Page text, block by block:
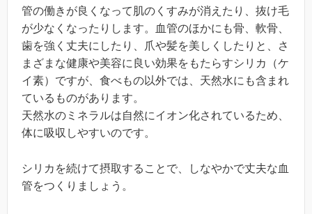
管の働きが良くなって肌のくすみが消えたり、抜け毛
が少なくなったりします。血管のほかにも骨、軟骨、
歯を強く丈夫にしたり、爪や髪を美しくしたりと、さ
まざまな健康や美容に良い効果をもたらすシリカ（ケ
イ素）ですが、食べもの以外では、天然水にも含まれ
ているものがあります。
天然水のミネラルは自然にイオン化されているため、
体に吸収しやすいのです。
シリカを続けて摂取することで、しなやかで丈夫な血
管をつくりましょう。